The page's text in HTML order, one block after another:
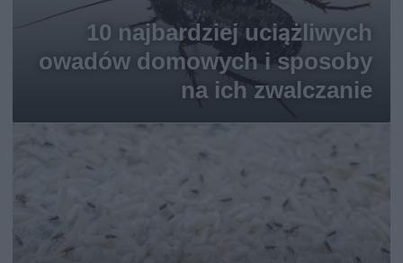
10 najbardziej uciążliwych
owadów domowych i sposoby
na ich zwalczanie